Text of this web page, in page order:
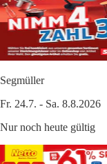
Segmüller
Fr. 24.7. - Sa. 8.8.2026
Nur noch heute gültig